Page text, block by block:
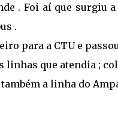
. Foi aí que surgiu
.
para a CTU e
linhas que atendia ;
a linha do